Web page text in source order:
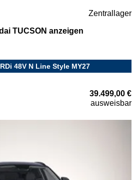
Zentrallager
TUCSON anzeigen
48V N Line Style MY27
39.499,00 €
ausweisbar